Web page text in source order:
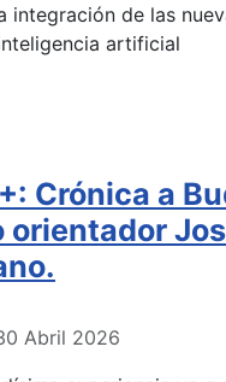
integración de las
artificial
Crónica a
orientador
Abril 2026